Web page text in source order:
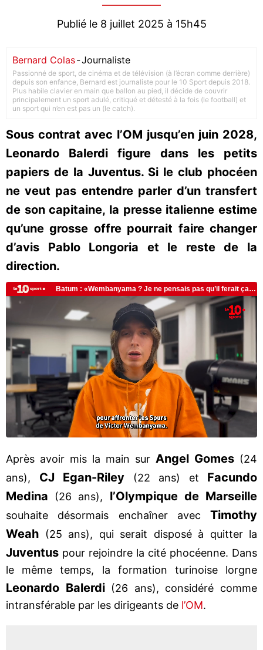
Publié le 8 juillet 2025 à 15h45
Bernard Colas-Journaliste
Passionné de sport, de cinéma et de télévision (à l’écran comme derrière)
depuis son enfance, Bernard est journaliste pour le 10 Sport depuis 2018.
Plus habile clavier en main que ballon au pied, il décide de couvrir
principalement un sport adulé, critiqué et détesté à la fois (le football) et
un sport qui n’en est pas un (le catch).
Sous contrat avec l’OM jusqu’en juin 2028,
Leonardo Balerdi figure dans les petits
papiers de la Juventus. Si le club phocéen
ne veut pas entendre parler d’un transfert
de son capitaine, la presse italienne estime
qu’une grosse offre pourrait faire changer
d’avis Pablo Longoria et le reste de la
direction.
Après avoir mis la main sur Angel Gomes (24
ans), CJ Egan-Riley (22 ans) et Facundo
Medina (26 ans), l’Olympique de Marseille
souhaite désormais enchaîner avec Timothy
Weah (25 ans), qui serait disposé à quitter la
Juventus pour rejoindre la cité phocéenne. Dans
le même temps, la formation turinoise lorgne
Leonardo Balerdi (26 ans), considéré comme
intransférable par les dirigeants de l’OM.